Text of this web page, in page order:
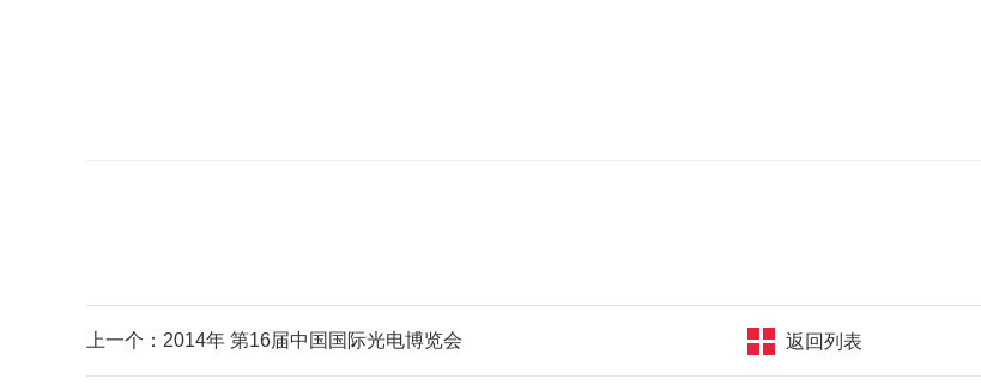
上一个：2014年 第16届中国国际光电博览会 返回列表